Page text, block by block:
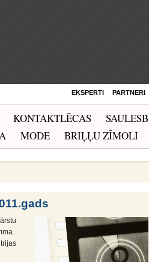
EKSPERTI PARTNERI
KONTAKTLĒCAS
MODE BRIĻĻU ZĪMOLI